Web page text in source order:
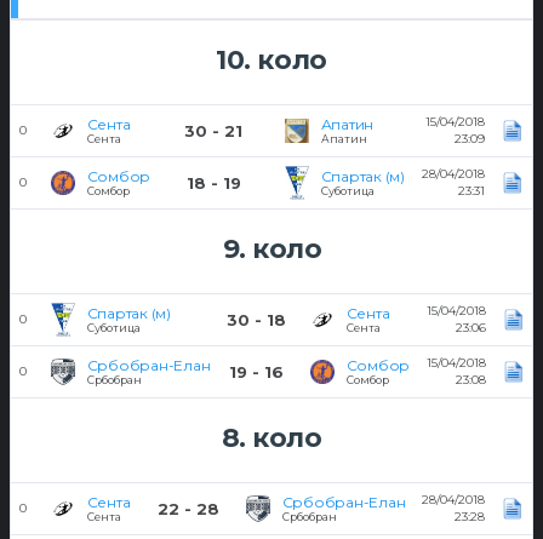
10. коло
0 Сента
Сента 30 - 21 Апатин
Апатин
15/04/2018
23:09
0 Сомбор
Сомбор 18 - 19 Спартак (м)
Суботица
28/04/2018
23:31
9. коло
0 Спартак (м)
Суботица 30 - 18 Сента
Сента
15/04/2018
23:06
0 Србобран-Елан
Србобран 19 - 16 Сомбор
Сомбор
15/04/2018
23:08
8. коло
0 Сента
Сента 22 - 28 Србобран-Елан
Србобран
28/04/2018
23:28